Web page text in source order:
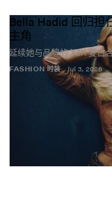
FASHION 时装
Bella Hadid 回归担
主角
延续她与品牌的 Y2K 复古
Jul 3, 2026